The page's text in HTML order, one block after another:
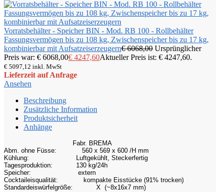
Vorratsbehälter - Speicher BIN - Mod. RB 100 - Rollbehälter
Fassungsvermögen bis zu 108 kg, Zwischenspeicher bis zu 17 kg,
kombinierbar mit Aufsatzeiserzeugern€6068,00 Ursprünglicher
Preis war: € 6068,00€ 4247,60Aktueller Preis ist: € 4247,60.
€ 5097,12 inkl. MwSt
Lieferzeit auf Anfrage
Ansehen
Beschreibung
Zusätzliche Information
Produktsicherheit
Anhänge
Fabr. BREMA
Abm. ohne Füsse:
560 x 569 x 600 /H mm
Kühlung:
Luftgekühlt, Steckerfertig
Tagesproduktion:
130 kg/24h
Speicher:
extern
Cocktaileisqualität:
kompakte Eisstücke (91% trocken)
Standardeiswürfelgröße:
X (~8x16x7 mm)